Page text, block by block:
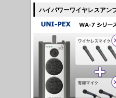
ハイパワーワイヤレスアン